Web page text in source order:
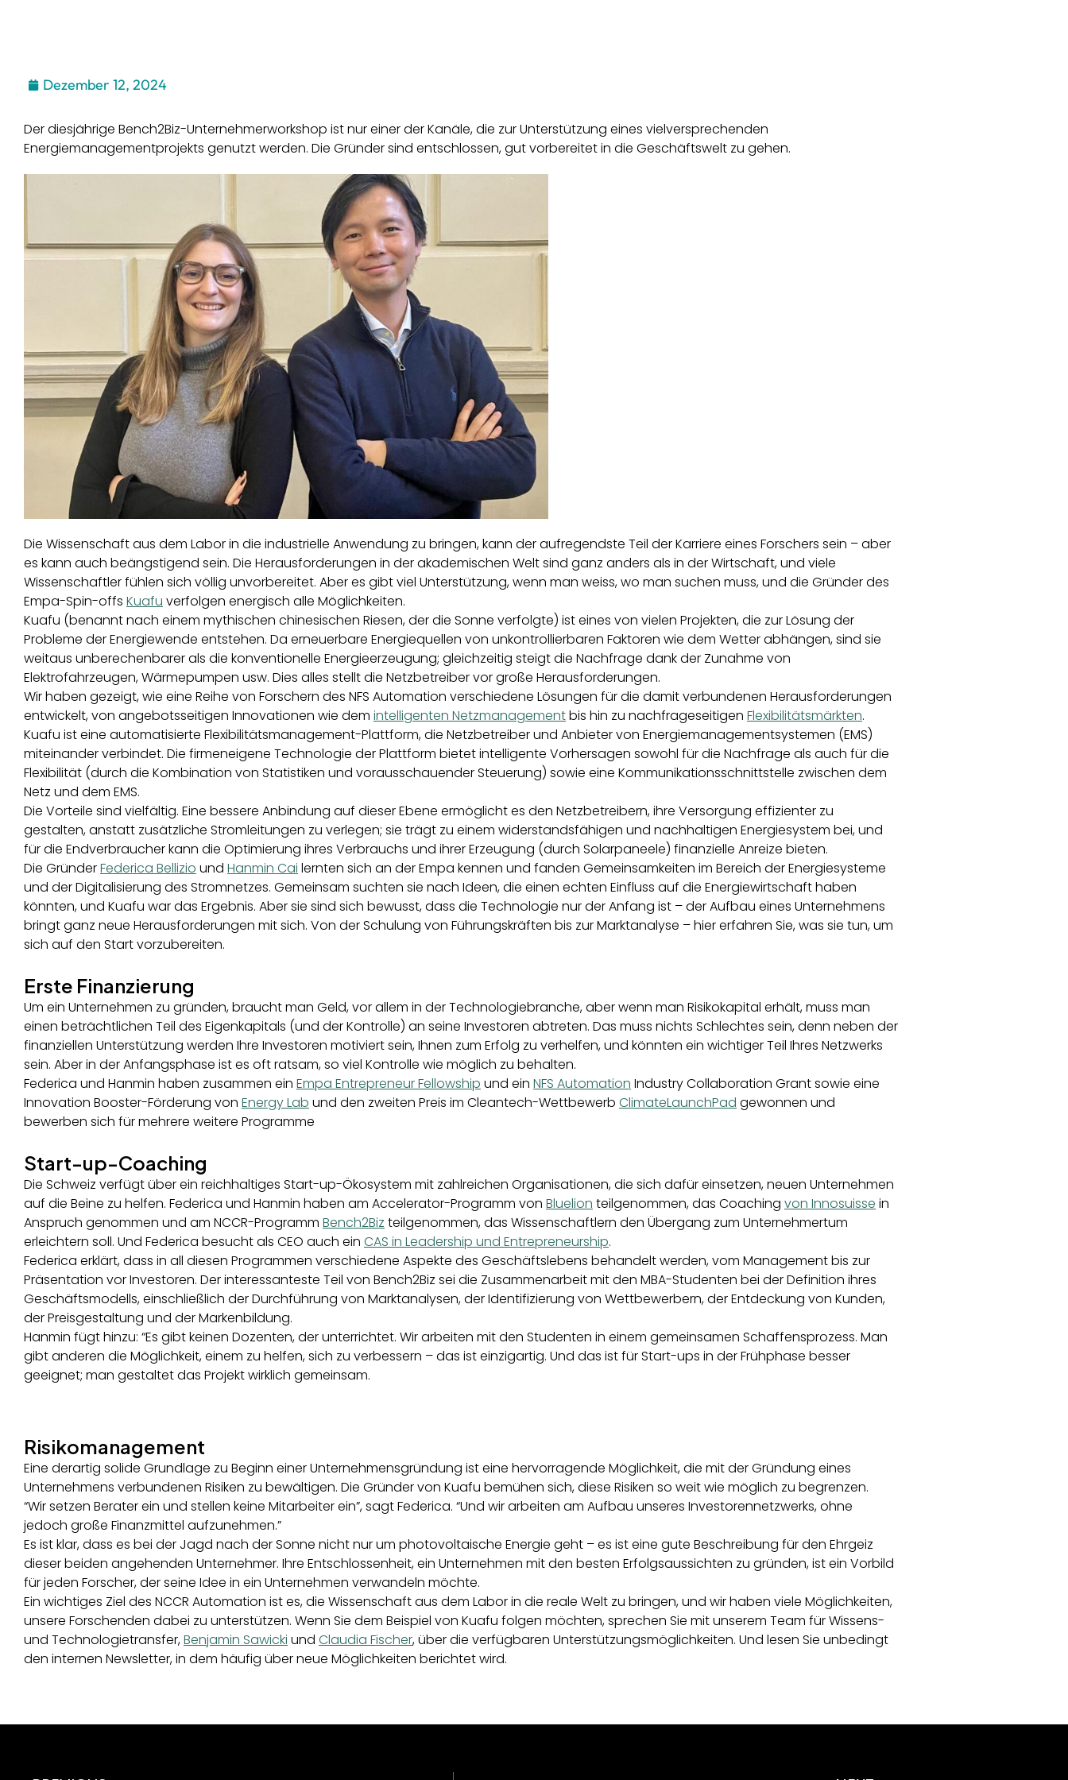
Dezember 12, 2024
Der diesjährige Bench2Biz-Unternehmerworkshop ist nur einer der Kanäle, die zur Unterstützung eines vielversprechenden
Energiemanagementprojekts genutzt werden. Die Gründer sind entschlossen, gut vorbereitet in die Geschäftswelt zu gehen.
Die Wissenschaft aus dem Labor in die industrielle Anwendung zu bringen, kann der aufregendste Teil der Karriere eines Forschers sein – aber
es kann auch beängstigend sein. Die Herausforderungen in der akademischen Welt sind ganz anders als in der Wirtschaft, und viele
Wissenschaftler fühlen sich völlig unvorbereitet. Aber es gibt viel Unterstützung, wenn man weiss, wo man suchen muss, und die Gründer des
Empa-Spin-offs Kuafu verfolgen energisch alle Möglichkeiten.
Kuafu (benannt nach einem mythischen chinesischen Riesen, der die Sonne verfolgte) ist eines von vielen Projekten, die zur Lösung der
Probleme der Energiewende entstehen. Da erneuerbare Energiequellen von unkontrollierbaren Faktoren wie dem Wetter abhängen, sind sie
weitaus unberechenbarer als die konventionelle Energieerzeugung; gleichzeitig steigt die Nachfrage dank der Zunahme von
Elektrofahrzeugen, Wärmepumpen usw. Dies alles stellt die Netzbetreiber vor große Herausforderungen.
Wir haben gezeigt, wie eine Reihe von Forschern des NFS Automation verschiedene Lösungen für die damit verbundenen Herausforderungen
entwickelt, von angebotsseitigen Innovationen wie dem intelligenten Netzmanagementbis hin zu nachfrageseitigen Flexibilitätsmärkten.
Kuafu ist eine automatisierte Flexibilitätsmanagement-Plattform, die Netzbetreiber und Anbieter von Energiemanagementsystemen (EMS)
miteinander verbindet. Die firmeneigene Technologie der Plattform bietet intelligente Vorhersagen sowohl für die Nachfrage als auch für die
Flexibilität (durch die Kombination von Statistiken und vorausschauender Steuerung) sowie eine Kommunikationsschnittstelle zwischen dem
Netz und dem EMS.
Die Vorteile sind vielfältig. Eine bessere Anbindung auf dieser Ebene ermöglicht es den Netzbetreibern, ihre Versorgung effizienter zu
gestalten, anstatt zusätzliche Stromleitungen zu verlegen; sie trägt zu einem widerstandsfähigen und nachhaltigen Energiesystem bei, und
für die Endverbraucher kann die Optimierung ihres Verbrauchs und ihrer Erzeugung (durch Solarpaneele) finanzielle Anreize bieten.
Die GründerFederica Bellizio und Hanmin Cai lernten sich an der Empa kennen und fanden Gemeinsamkeiten im Bereich der Energiesysteme
und der Digitalisierung des Stromnetzes. Gemeinsam suchten sie nach Ideen, die einen echten Einfluss auf die Energiewirtschaft haben
könnten, und Kuafu war das Ergebnis. Aber sie sind sich bewusst, dass die Technologie nur der Anfang ist – der Aufbau eines Unternehmens
bringt ganz neue Herausforderungen mit sich. Von der Schulung von Führungskräften bis zur Marktanalyse – hier erfahren Sie, was sie tun, um
sich auf den Start vorzubereiten.
Erste Finanzierung
Um ein Unternehmen zu gründen, braucht man Geld, vor allem in der Technologiebranche, aber wenn man Risikokapital erhält, muss man
einen beträchtlichen Teil des Eigenkapitals (und der Kontrolle) an seine Investoren abtreten. Das muss nichts Schlechtes sein, denn neben der
finanziellen Unterstützung werden Ihre Investoren motiviert sein, Ihnen zum Erfolg zu verhelfen, und könnten ein wichtiger Teil Ihres Netzwerks
sein. Aber in der Anfangsphase ist es oft ratsam, so viel Kontrolle wie möglich zu behalten.
Federica und Hanmin haben zusammen ein Empa Entrepreneur Fellowship und ein NFS Automation Industry Collaboration Grant sowie eine
Innovation Booster-Förderung von Energy Lab und den zweiten Preis im Cleantech-Wettbewerb ClimateLaunchPad gewonnen und
bewerben sich für mehrere weitere Programme
Start-up-Coaching
Die Schweiz verfügt über ein reichhaltiges Start-up-Ökosystem mit zahlreichen Organisationen, die sich dafür einsetzen, neuen Unternehmen
auf die Beine zu helfen. Federica und Hanmin haben am Accelerator-Programm von Bluelion teilgenommen, das Coaching von Innosuisse in
Anspruch genommen und am NCCR-Programm Bench2Biz teilgenommen, das Wissenschaftlern den Übergang zum Unternehmertum
erleichtern soll. Und Federica besucht als CEO auch ein CAS in Leadership und Entrepreneurship.
Federica erklärt, dass in all diesen Programmen verschiedene Aspekte des Geschäftslebens behandelt werden, vom Management bis zur
Präsentation vor Investoren. Der interessanteste Teil von Bench2Biz sei die Zusammenarbeit mit den MBA-Studenten bei der Definition ihres
Geschäftsmodells, einschließlich der Durchführung von Marktanalysen, der Identifizierung von Wettbewerbern, der Entdeckung von Kunden,
der Preisgestaltung und der Markenbildung.
Hanmin fügt hinzu: “Es gibt keinen Dozenten, der unterrichtet. Wir arbeiten mit den Studenten in einem gemeinsamen Schaffensprozess. Man
gibt anderen die Möglichkeit, einem zu helfen, sich zu verbessern – das ist einzigartig. Und das ist für Start-ups in der Frühphase besser
geeignet; man gestaltet das Projekt wirklich gemeinsam.
Risikomanagement
Eine derartig solide Grundlage zu Beginn einer Unternehmensgründung ist eine hervorragende Möglichkeit, die mit der Gründung eines
Unternehmens verbundenen Risiken zu bewältigen. Die Gründer von Kuafu bemühen sich, diese Risiken so weit wie möglich zu begrenzen.
“Wir setzen Berater ein und stellen keine Mitarbeiter ein”, sagt Federica. “Und wir arbeiten am Aufbau unseres Investorennetzwerks, ohne
jedoch große Finanzmittel aufzunehmen.”
Es ist klar, dass es bei der Jagd nach der Sonne nicht nur um photovoltaische Energie geht – es ist eine gute Beschreibung für den Ehrgeiz
dieser beiden angehenden Unternehmer. Ihre Entschlossenheit, ein Unternehmen mit den besten Erfolgsaussichten zu gründen, ist ein Vorbild
für jeden Forscher, der seine Idee in ein Unternehmen verwandeln möchte.
Ein wichtiges Ziel des NCCR Automation ist es, die Wissenschaft aus dem Labor in die reale Welt zu bringen, und wir haben viele Möglichkeiten,
unsere Forschenden dabei zu unterstützen. Wenn Sie dem Beispiel von Kuafu folgen möchten, sprechen Sie mit unserem Team für Wissens-
und Technologietransfer,Benjamin Sawicki und Claudia Fischer, über die verfügbaren Unterstützungsmöglichkeiten. Und lesen Sie unbedingt
den internen Newsletter, in dem häufig über neue Möglichkeiten berichtet wird.